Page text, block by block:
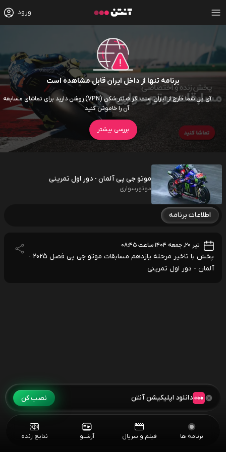
ورود
برنامه تنها از داخل ایران قابل مشاهده است
آی پی شما خارج از ایران است اگر فیلتر شکن (VPN) روشن دارید برای تماشای مسابقه
آن را خاموش کنید
بررسی بیشتر
موتو جی پی آلمان - دور اول تمرینی
موتورسواری
اطلاعات برنامه
تیر ۲۰, جمعه ۱۴۰۴ ساعت ۰۸:۴۵
پخش با تاخیر مرحله یازدهم مسابقات موتو جی پی فصل 2025 -
آلمان - دور اول تمرینی
برنامه ها فیلم و سریال آرشیو نتایج زنده
دانلود اپلیکیشن آنتن نصب کن